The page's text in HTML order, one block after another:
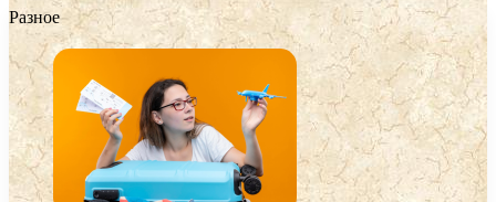
Разное